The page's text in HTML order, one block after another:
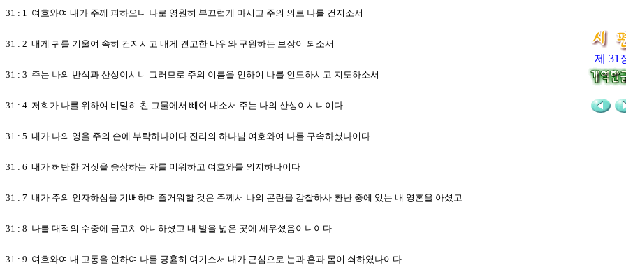
제 31
31 : 1 여호와여 내가 주께 피하오니 나로 영원히 부끄럽게 마시고 주의 의로 나를 건지소서
31 : 2 내게 귀를 기울여 속히 건지시고 내게 견고한 바위와 구원하는 보장이 되소서
31 : 3 주는 나의 반석과 산성이시니 그러므로 주의 이름을 인하여 나를 인도하시고 지도하소서
31 : 4 저희가 나를 위하여 비밀히 친 그물에서 빼어 내소서 주는 나의 산성이시니이다
31 : 5 내가 나의 영을 주의 손에 부탁하나이다 진리의 하나님 여호와여 나를 구속하셨나이다
31 : 6 내가 허탄한 거짓을 숭상하는 자를 미워하고 여호와를 의지하나이다
31 : 7 내가 주의 인자하심을 기뻐하며 즐거워할 것은 주께서 나의 곤란을 감찰하사 환난 중에 있는 내 영혼을 아셨고
31 : 8 나를 대적의 수중에 금고치 아니하셨고 내 발을 넓은 곳에 세우셨음이니이다
31 : 9 여호와여 내 고통을 인하여 나를 긍휼히 여기소서 내가 근심으로 눈과 혼과 몸이 쇠하였나이다